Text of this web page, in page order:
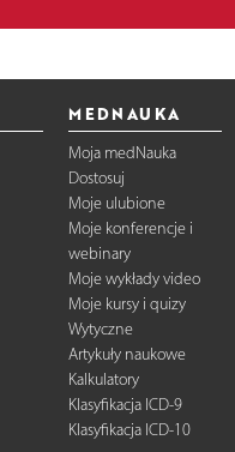
MEDNAUKA
Moja medNauka
Dostosuj
Moje ulubione
Moje konferencje i
webinary
Moje wykłady video
Moje kursy i quizy
Wytyczne
Artykuły naukowe
Kalkulatory
Klasyfikacja ICD-9
Klasyfikacja ICD-10